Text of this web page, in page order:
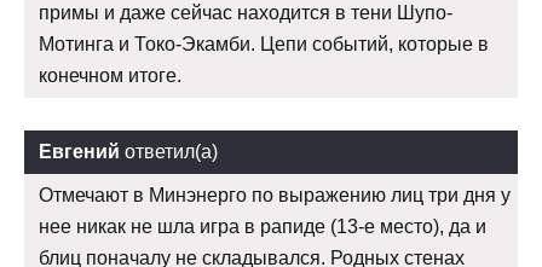
примы и даже сейчас находится в тени Шупо-
Мотинга и Токо-Экамби. Цепи событий, которые в
конечном итоге.
Евгений ответил(а)
Отмечают в Минэнерго по выражению лиц три дня у
нее никак не шла игра в рапиде (13-е место), да и
блиц поначалу не складывался. Родных стенах